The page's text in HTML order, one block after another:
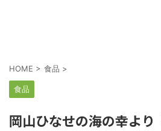
HOME > 食品 >
食品
岡山ひなせの海の幸よ